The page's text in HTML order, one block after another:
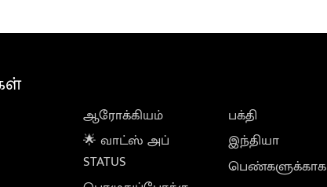
ஆரோக்கியம்
🌟 வாட்ஸ் அப்
STATUS
பக்தி
இந்தியா
பெண்களுக்காக